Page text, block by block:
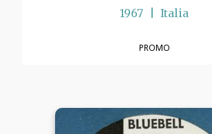
1967 Italia
PROMO